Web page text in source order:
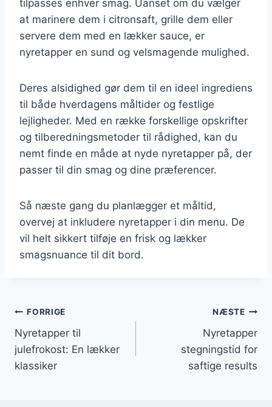
tilpasses enhver smag. Uanset om du vælger
at marinere dem i citronsaft, grille dem eller
servere dem med en lækker sauce, er
nyretapper en sund og velsmagende mulighed.
Deres alsidighed gør dem til en ideel ingrediens
til både hverdagens måltider og festlige
lejligheder. Med en række forskellige opskrifter
og tilberedningsmetoder til rådighed, kan du
nemt finde en måde at nyde nyretapper på, der
passer til din smag og dine præferencer.
Så næste gang du planlægger et måltid,
overvej at inkludere nyretapper i din menu. De
vil helt sikkert tilføje en frisk og lækker
smagsnuance til dit bord.
Indlægsnavigation
FORRIGE
Nyretapper til
julefrokost: En lækker
klassiker
NÆSTE
Nyretapper
stegningstid for
saftige results